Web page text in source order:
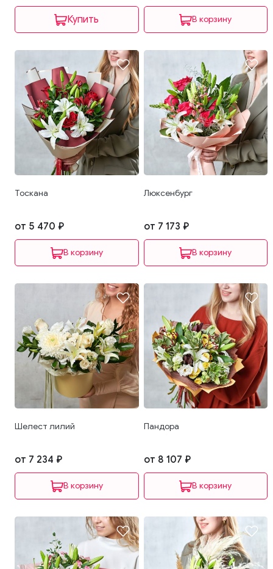
В корзину
Тоскана
от 5 470 ₽
В корзину
Люксенбург
от 7 173 ₽
В корзину
Шелест лилий
от 7 234 ₽
В корзину
Пандора
от 8 107 ₽
В корзину